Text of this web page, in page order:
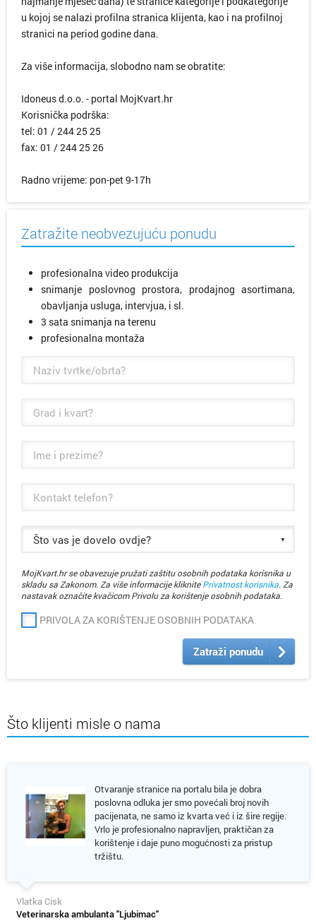
u kojoj se nalazi profilna stranica klijenta, kao i na profilnoj
stranici na period godine dana.
Za više informacija, slobodno nam se obratite:
Idoneus d.o.o. - portal MojKvart.hr
Korisnička podrška:
tel: 01 / 244 25 25
fax: 01 / 244 25 26
Radno vrijeme: pon-pet 9-17h
Zatražite neobvezujuću ponudu
profesionalna video produkcija
snimanje poslovnog prostora, prodajnog asortimana,
obavljanja usluga, intervjua, i sl.
3 sata snimanja na terenu
profesionalna montaža
Što vas je dovelo ovdje?
MojKvart.hr se obavezuje pružati zaštitu osobnih podataka korisnika u
skladu sa Zakonom. Za više informacije kliknitePrivatnost korisnika. Za
nastavak označite kvačicom Privolu za korištenje osobnih podataka.
PRIVOLA ZA KORIŠTENJE OSOBNIH PODATAKA
Zatraži ponudu
Što klijenti misle o nama
Otvaranje stranice na portalu bila je dobra
poslovna odluka jer smo povećali broj novih
pacijenata, ne samo iz kvarta već i iz šire regije.
Vrlo je profesionalno napravljen, praktičan za
korištenje i daje puno mogućnosti za pristup
tržištu.
Vlatka Cisk
Veterinarska ambulanta "Ljubimac"